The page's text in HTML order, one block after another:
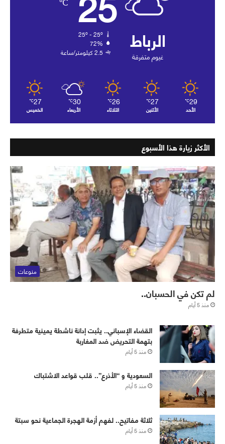
الرباط
غيوم متفرقة
25º - 25º
72%
2.5 كيلومتر/ساعة
29
℃
الأحد
27
℃
الأثنين
26
℃
الثلاثاء
30
℃
الأربعاء
27
℃
الخميس
الأكثر زيارة هذا الأسبوع
منوعات
لم تكن في الحسبان..
منذ 5 أيام
القضاء الإسباني.. يثبت إدانة ناشطة يمينية متطرفة
بتهمة التحريض ضد المغاربة
منذ 5 أيام
‏⁧‫السعودية‬⁩ و “الأذرع”.. قلب قواعد الاشتباك
منذ 5 أيام
ثلاثة مفاتيح.. لفهم أزمة الهجرة الجماعية نحو سبتة
منذ 5 أيام